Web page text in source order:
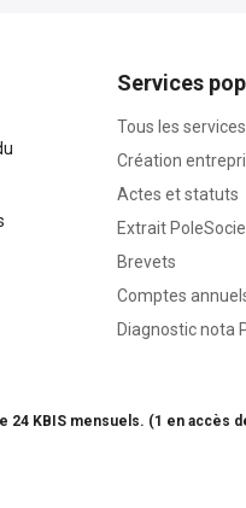
Services
Tous les services
Création
Actes et statuts
Extrait
Brevets
Comptes
Diagnostic nota
24 KBIS mensuels. (1 en accès